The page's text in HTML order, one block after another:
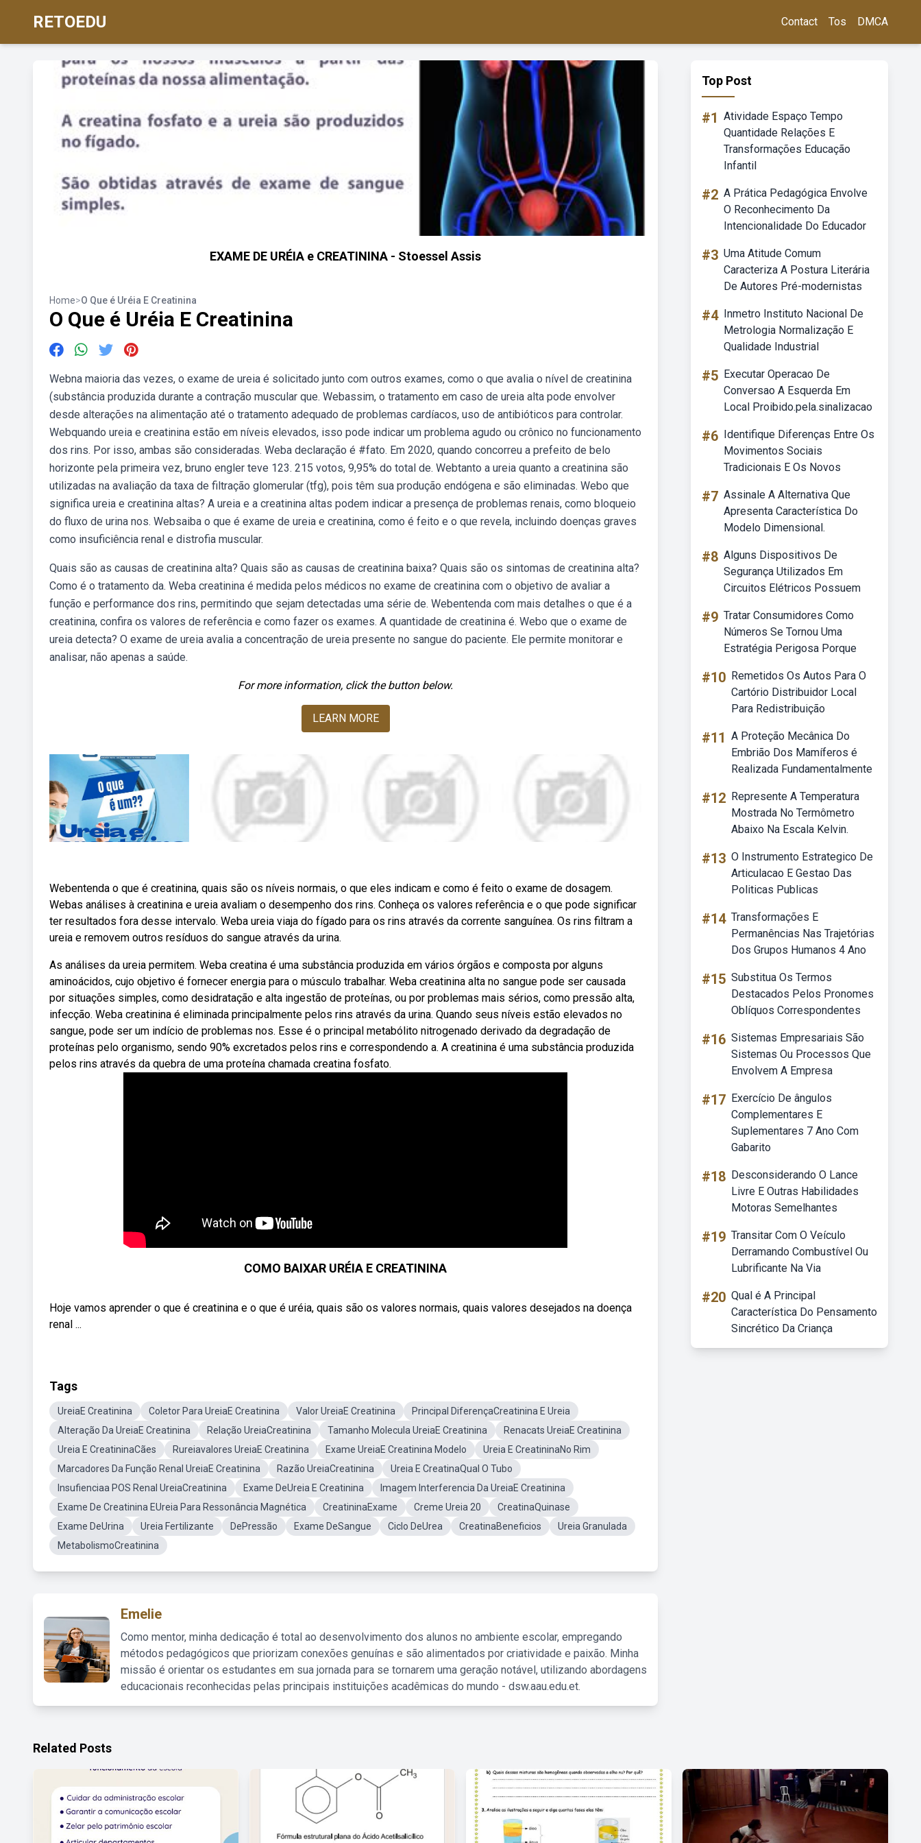
RETOEDU Contact Tos DMCA
EXAME DE URÉIA e CREATININA - Stoessel Assis
Home>O Que é Uréia E Creatinina
O Que é Uréia E Creatinina
Webna maioria das vezes, o exame de ureia é solicitado junto com outros exames, como o que avalia o nível de creatinina
(substância produzida durante a contração muscular que. Webassim, o tratamento em caso de ureia alta pode envolver
desde alterações na alimentação até o tratamento adequado de problemas cardíacos, uso de antibióticos para controlar.
Webquando ureia e creatinina estão em níveis elevados, isso pode indicar um problema agudo ou crônico no funcionamento
dos rins. Por isso, ambas são consideradas. Weba declaração é #fato. Em 2020, quando concorreu a prefeito de belo
horizonte pela primeira vez, bruno engler teve 123. 215 votos, 9,95% do total de. Webtanto a ureia quanto a creatinina são
utilizadas na avaliação da taxa de filtração glomerular (tfg), pois têm sua produção endógena e são eliminadas. Webo que
significa ureia e creatinina altas? A ureia e a creatinina altas podem indicar a presença de problemas renais, como bloqueio
do fluxo de urina nos. Websaiba o que é exame de ureia e creatinina, como é feito e o que revela, incluindo doenças graves
como insuficiência renal e distrofia muscular.
Quais são as causas de creatinina alta? Quais são as causas de creatinina baixa? Quais são os sintomas de creatinina alta?
Como é o tratamento da. Weba creatinina é medida pelos médicos no exame de creatinina com o objetivo de avaliar a
função e performance dos rins, permitindo que sejam detectadas uma série de. Webentenda com mais detalhes o que é a
creatinina, confira os valores de referência e como fazer os exames. A quantidade de creatinina é. Webo que o exame de
ureia detecta? O exame de ureia avalia a concentração de ureia presente no sangue do paciente. Ele permite monitorar e
analisar, não apenas a saúde.
For more information, click the button below.
LEARN MORE
Webentenda o que é creatinina, quais são os níveis normais, o que eles indicam e como é feito o exame de dosagem.
Webas análises à creatinina e ureia avaliam o desempenho dos rins. Conheça os valores referência e o que pode significar
ter resultados fora desse intervalo. Weba ureia viaja do fígado para os rins através da corrente sanguínea. Os rins filtram a
ureia e removem outros resíduos do sangue através da urina.
As análises da ureia permitem. Weba creatina é uma substância produzida em vários órgãos e composta por alguns
aminoácidos, cujo objetivo é fornecer energia para o músculo trabalhar. Weba creatinina alta no sangue pode ser causada
por situações simples, como desidratação e alta ingestão de proteínas, ou por problemas mais sérios, como pressão alta,
infecção. Weba creatinina é eliminada principalmente pelos rins através da urina. Quando seus níveis estão elevados no
sangue, pode ser um indício de problemas nos. Esse é o principal metabólito nitrogenado derivado da degradação de
proteínas pelo organismo, sendo 90% excretados pelos rins e correspondendo a. A creatinina é uma substância produzida
pelos rins através da quebra de uma proteína chamada creatina fosfato.
COMO BAIXAR URÉIA E CREATININA
Hoje vamos aprender o que é creatinina e o que é uréia, quais são os valores normais, quais valores desejados na doença
renal ...
Tags
UreiaE Creatinina Coletor Para UreiaE Creatinina Valor UreiaE Creatinina
Principal DiferençaCreatinina E Ureia
Alteração Da UreiaE Creatinina
Relação UreiaCreatinina Tamanho Molecula UreiaE Creatinina
Renacats UreiaE Creatinina
Ureia E CreatininaCães
Rureiavalores UreiaE Creatinina Exame UreiaE Creatinina Modelo
Ureia E CreatininaNo Rim
Marcadores Da Função Renal UreiaE Creatinina
Razão UreiaCreatinina
Ureia E CreatinaQual O Tubo
Insufienciaa POS Renal UreiaCreatinina
Exame DeUreia E Creatinina
Imagem Interferencia Da UreiaE Creatinina
Exame De Creatinina EUreia Para Ressonância Magnética
CreatininaExame Creme Ureia 20
CreatinaQuinase
Exame DeUrina
Ureia Fertilizante DePressão Exame DeSangue Ciclo DeUrea CreatinaBeneficios
Ureia Granulada
MetabolismoCreatinina
Emelie
Como mentor, minha dedicação é total ao desenvolvimento dos alunos no ambiente escolar, empregando
métodos pedagógicos que priorizam conexões genuínas e são alimentados por criatividade e paixão. Minha
missão é orientar os estudantes em sua jornada para se tornarem uma geração notável, utilizando abordagens
educacionais reconhecidas pelas principais instituições acadêmicas do mundo - dsw.aau.edu.et.
Top Post
#1 Atividade Espaço Tempo
Quantidade Relações E
Transformações Educação
Infantil
#2 A Prática Pedagógica Envolve
O Reconhecimento Da
Intencionalidade Do Educador
#3 Uma Atitude Comum
Caracteriza A Postura Literária
De Autores Pré-modernistas
#4 Inmetro Instituto Nacional De
Metrologia Normalização E
Qualidade Industrial
#5 Executar Operacao De
Conversao A Esquerda Em
Local Proibido.pela.sinalizacao
#6 Identifique Diferenças Entre Os
Movimentos Sociais
Tradicionais E Os Novos
#7 Assinale A Alternativa Que
Apresenta Característica Do
Modelo Dimensional.
#8 Alguns Dispositivos De
Segurança Utilizados Em
Circuitos Elétricos Possuem
#9 Tratar Consumidores Como
Números Se Tornou Uma
Estratégia Perigosa Porque
#10 Remetidos Os Autos Para O
Cartório Distribuidor Local
Para Redistribuição
#11 A Proteção Mecânica Do
Embrião Dos Mamíferos é
Realizada Fundamentalmente
#12 Represente A Temperatura
Mostrada No Termômetro
Abaixo Na Escala Kelvin.
#13 O Instrumento Estrategico De
Articulacao E Gestao Das
Politicas Publicas
#14 Transformações E
Permanências Nas Trajetórias
Dos Grupos Humanos 4 Ano
#15 Substitua Os Termos
Destacados Pelos Pronomes
Oblíquos Correspondentes
#16 Sistemas Empresariais São
Sistemas Ou Processos Que
Envolvem A Empresa
#17 Exercício De ângulos
Complementares E
Suplementares 7 Ano Com
Gabarito
#18 Desconsiderando O Lance
Livre E Outras Habilidades
Motoras Semelhantes
#19 Transitar Com O Veículo
Derramando Combustível Ou
Lubrificante Na Via
#20 Qual é A Principal
Característica Do Pensamento
Sincrético Da Criança
Related Posts